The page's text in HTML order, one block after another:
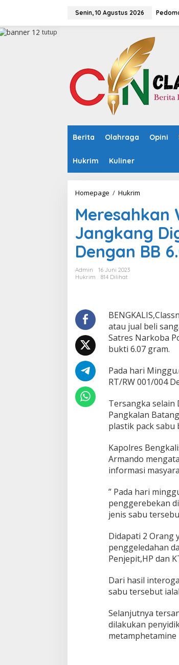
a
Senin, 10 Agustus 2026
Berita Olahraga Opini
Hukrim Kuliner
tutup
Homepage / Hukrim
r
e
s
a
h
k
g
a
D
u
a
e
n
g
d
a
r
b
u
d
J
a
n
g
a
n
g
D
g
e
b
e
k
Meresahkan
Jangkang
Dengan BB
Admin
16 Juni 2023
Hukrim
814 Dilihat
atau jual beli
Satres Narkoba
bukti 6.07 gram.
Pada hari
RT/RW 001/004
Tersangka selain
Pangkalan
plastik pack sabu
Kapolres
Armando
informasi
” Pada hari
penggerebekan
jenis sabu
Didapati 2 Orang
penggeledahan
Penjepit,HP dan
Dari hasil
sabu tersebut
Selanjutnya
dilakukan
metamphetamine